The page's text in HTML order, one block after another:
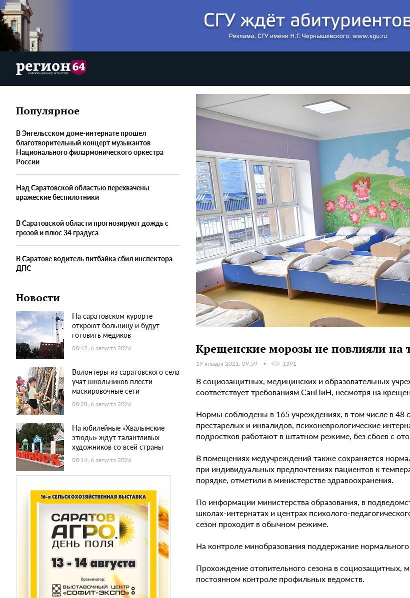
Популярное
В Энгельсском доме-интернате прошел
благотворительный концерт музыкантов
Национального филармонического оркестра
России
Над Саратовской областью перехвачены
вражеские беспилотники
В Саратовской области прогнозируют дождь с
грозой и плюс 34 градуса
В Саратове водитель питбайка сбил инспектора
ДПС
Новости
На саратовском курорте
откроют больницу и будут
готовить медиков
08:42, 6 августа 2026
Волонтеры из саратовского села
учат школьников плести
маскировочные сети
08:28, 6 августа 2026
На юбилейные «Хвалынские
этюды» ждут талантливых
художников со всей страны
08:14, 6 августа 2026
Крещенские морозы не повлияли на
19 января 2021, 09:59 1391
В социозащитных, медицинских и образовательных
соответствует требованиям СанПиН, несмотря на
Нормы соблюдены в 165 учреждениях, в том числе в
престарелых и инвалидов, психоневрологические
подростков работают в штатном режиме, без сбоев с
В помещениях медучреждений также сохраняется
при индивидуальных предпочтениях пациентов к
порядке, отметили в министерстве здравоохранения.
По информации министерства образования, в
школах-интернатах и центрах психолого-
сезон проходит в обычном режиме.
На контроле минобразования поддержание
Прохождение отопительного сезона в социозащитных,
постоянном контроле профильных ведомств.